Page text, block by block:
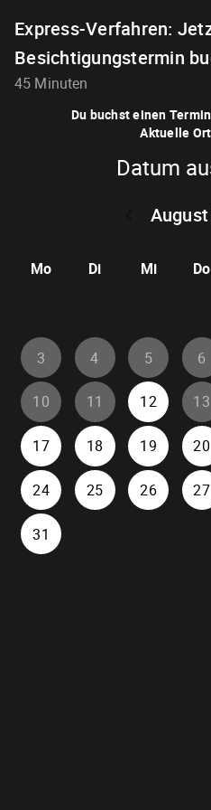
Express-Verfahren:
Besichtigungstermin
45 Minuten
Du buchst einen
Aktuelle
Datum
Mo Di Mi Do
3 4 5 6
10 11 12 13
17 18 19 20
24 25 26 27
31